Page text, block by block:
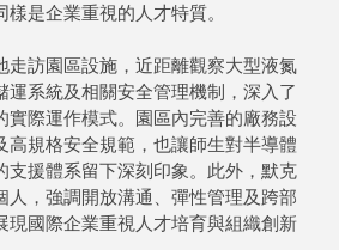
是企業重視的人才特質。
走訪園區設施，近距離觀察大型液氮
運系統及相關安全管理機制，深入了
實際運作模式。園區內完善的廠務設
高規格安全規範，也讓師生對半導體
支援體系留下深刻印象。此外，默克
人，強調開放溝通、彈性管理及跨部
現國際企業重視人才培育與組織創新